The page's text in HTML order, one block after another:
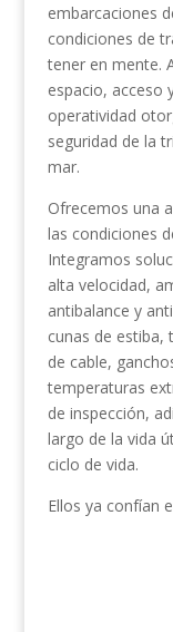
embarcaciones
condiciones de
tener en mente.
espacio, acceso
operatividad
seguridad de la
mar.
Ofrecemos una
las condiciones
Integramos
alta velocidad,
antibalance y
cunas de estiba,
de cable,
temperaturas
de inspección,
largo de la vida
ciclo de vida.
Ellos ya confían